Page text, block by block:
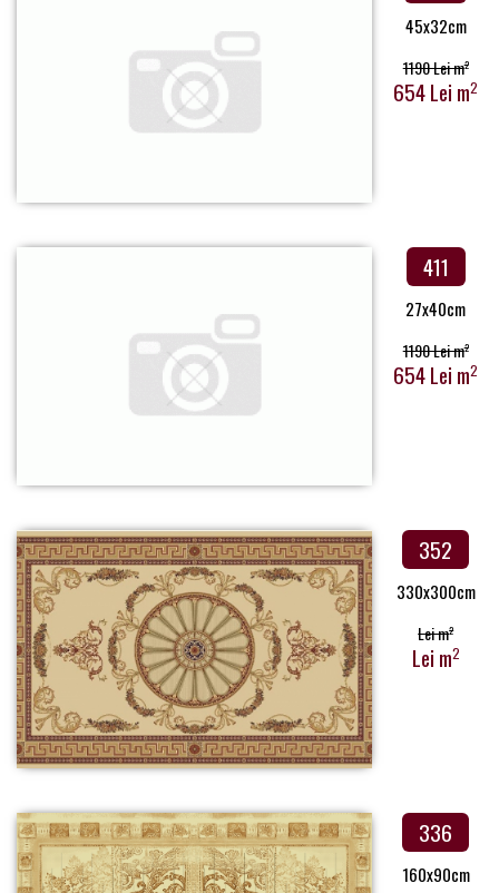
45x32cm
1190 Lei m2
654 Lei m2
411
27x40cm
1190 Lei m2
654 Lei m2
352
330x300cm
Lei m2
Lei m2
336
160x90cm